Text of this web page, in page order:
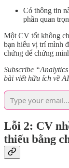
Có thông tin
phần quan
Một CV tốt không
bạn hiểu vị trí mình
chứng để chứng
Subscribe
bài viết hữu ích về
Lỗi 2: CV
thiếu bằng